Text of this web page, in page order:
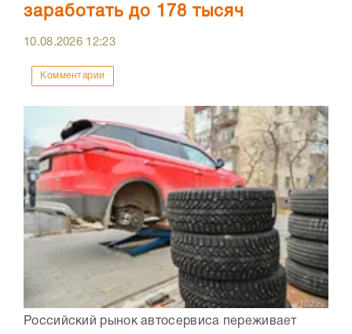
заработать до 178 тысяч
10.08.2026 12:23
Комментарии
Российский рынок автосервиса переживает